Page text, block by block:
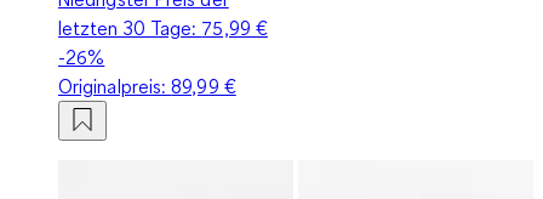
letzten 30 Tage: 75,99 €
-26%
Originalpreis:89,99 €